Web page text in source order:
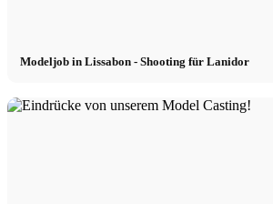
Marketing des influenceurs
Gestion des influenceurs
Modeljob in Lissabon - Shooting für Lanidor